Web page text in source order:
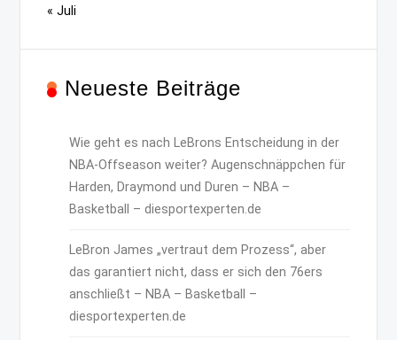
« Juli
Neueste Beiträge
Wie geht es nach LeBrons Entscheidung in der
NBA-Offseason weiter? Augenschnäppchen für
Harden, Draymond und Duren – NBA –
Basketball – diesportexperten.de
LeBron James „vertraut dem Prozess“, aber
das garantiert nicht, dass er sich den 76ers
anschließt – NBA – Basketball –
diesportexperten.de